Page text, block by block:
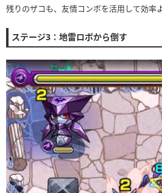
残りのザコも、友情コンボを活用して効率
ステージ3：地雷ロボから倒す